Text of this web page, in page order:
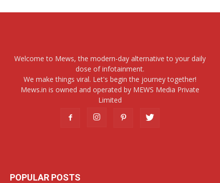
Welcome to Mews, the modern-day alternative to your daily
dose of infotainment.
We make things viral. Let's begin the journey together!
Mews.in is owned and operated by MEWS Media Private
Limited
POPULAR POSTS